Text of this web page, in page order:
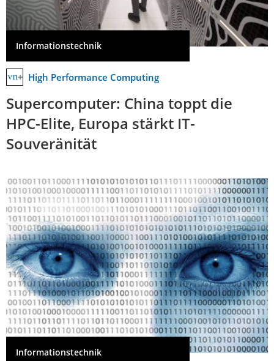
Informationstechnik
High Performance Computing
Supercomputer: China toppt die
HPC-Elite, Europa stärkt IT-
Souveränität
Informationstechnik